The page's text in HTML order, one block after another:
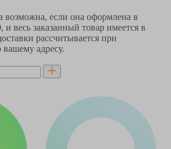
возможна, если она оформлена в
, и весь заказанный товар имеется в
рассчитывается при
адресу.